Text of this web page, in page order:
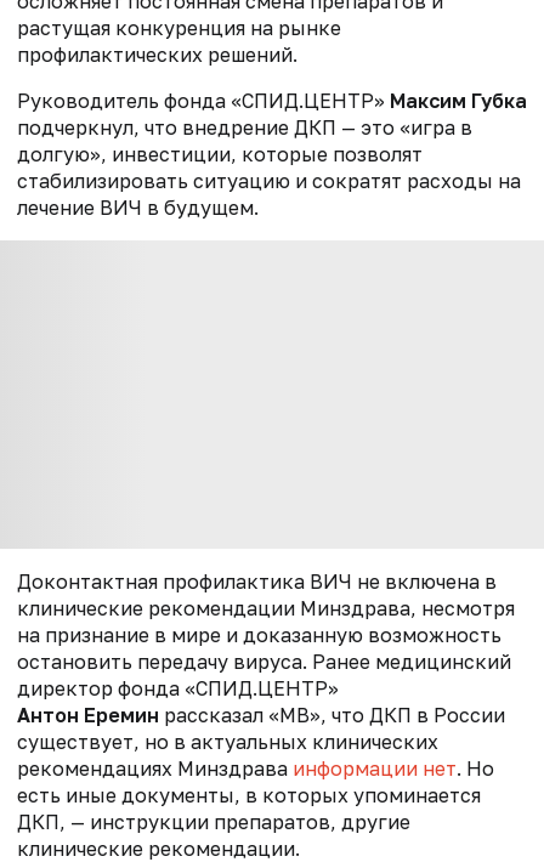
растущая конкуренция на рынке
профилактических решений.
Руководитель фонда «СПИД.ЦЕНТР» Максим Губка
подчеркнул, что внедрение ДКП — это «игра в
долгую», инвестиции, которые позволят
стабилизировать ситуацию и сократят расходы на
лечение ВИЧ в будущем.
Доконтактная профилактика ВИЧ не включена в
клинические рекомендации Минздрава, несмотря
на признание в мире и доказанную возможность
остановить передачу вируса. Ранее медицинский
директор фонда «СПИД.ЦЕНТР»
Антон Еремин рассказал «МВ», что ДКП в России
существует, но в актуальных клинических
рекомендациях Минздрава информации нет. Но
есть иные документы, в которых упоминается
ДКП, — инструкции препаратов, другие
клинические рекомендации.